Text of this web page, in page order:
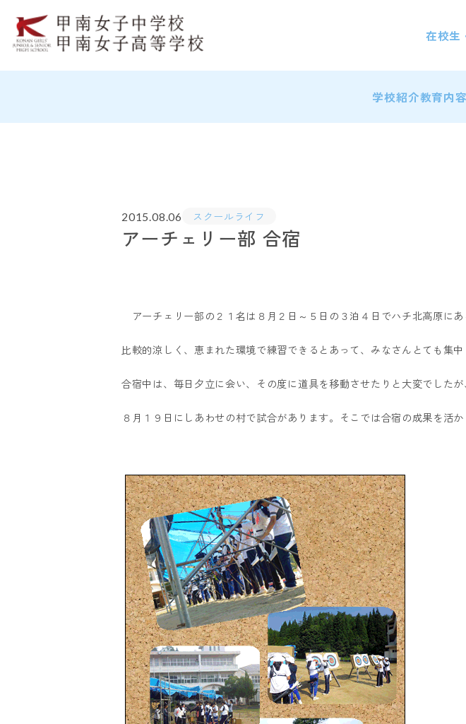
在校生
学校紹介教育内容
2015.08.06 スクールライフ
アーチェリー部 合宿
アーチェリー部の２１名は８月２日～５日の３泊４日でハチ北高原にあ
比較的涼しく、恵まれた環境で練習できるとあって、みなさんとても集中
合宿中は、毎日夕立に会い、その度に道具を移動させたりと大変でした
８月１９日にしあわせの村で試合があります。そこでは合宿の成果を活